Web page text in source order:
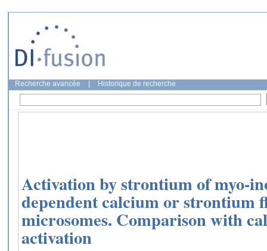
Recherche avancée Historique de recherche
Activation by strontium of
dependent calcium or strontium
microsomes. Comparison with
activation